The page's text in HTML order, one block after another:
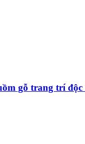
gỗ trang trí độc